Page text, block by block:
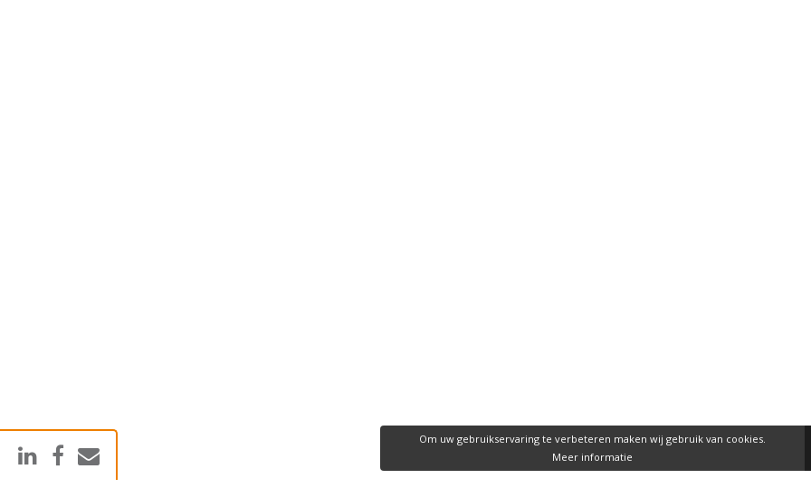
Om uw gebruikservaring te verbeteren maken wij gebruik van cookies.
Meer informatie